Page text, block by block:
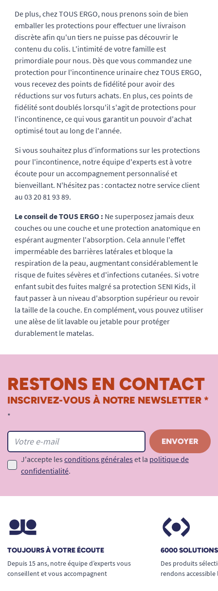
De plus, chez TOUS ERGO, nous prenons soin de bien
emballer les protections pour effectuer une livraison
discrète afin qu'un tiers ne puisse pas découvrir le
contenu du colis. L'intimité de votre famille est
primordiale pour nous. Dès que vous commandez une
protection pour l'incontinence urinaire chez TOUS ERGO,
vous recevez des points de fidélité pour avoir des
réductions sur vos futurs achats. En plus, ces points de
fidélité sont doublés lorsqu'il s'agit de protections pour
l'incontinence, ce qui vous garantit un pouvoir d'achat
optimisé tout au long de l'année.
Si vous souhaitez plus d'informations sur les protections
pour l'incontinence, notre équipe d'experts est à votre
écoute pour un accompagnement personnalisé et
bienveillant. N'hésitez pas : contactez notre service client
au 03 20 81 93 89.
Le conseil de TOUS ERGO : Ne superposez jamais deux
couches ou une couche et une protection anatomique en
espérant augmenter l'absorption. Cela annule l'effet
imperméable des barrières latérales et bloque la
respiration de la peau, augmentant considérablement le
risque de fuites sévères et d'infections cutanées. Si votre
enfant subit des fuites malgré sa protection SENI Kids, il
faut passer à un niveau d'absorption supérieur ou revoir
la taille de la couche. En complément, vous pouvez utiliser
une alèse de lit lavable ou jetable pour protéger
durablement le matelas.
RESTONS EN CONTACT
INSCRIVEZ-VOUS À NOTRE NEWSLETTER *
*
J'accepte les conditions générales et la politique de
confidentialité.
TOUJOURS À VOTRE ÉCOUTE
Depuis 15 ans, notre équipe d’experts vous
conseillent et vous accompagnent
6000
Des produits
rendons